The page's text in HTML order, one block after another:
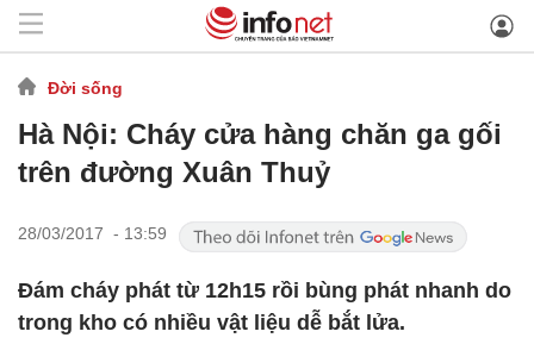
Đời sống
Hà Nội: Cháy cửa hàng chăn ga gối
trên đường Xuân Thuỷ
28/03/2017 - 13:59
Đám cháy phát từ 12h15 rồi bùng phát nhanh do
trong kho có nhiều vật liệu dễ bắt lửa.